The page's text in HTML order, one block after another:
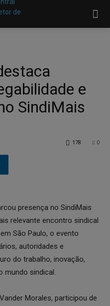
e
SindiMais
0
178
presença no SindiMais
relevante encontro sindical
São Paulo, o evento
autoridades e
do trabalho, inovação,
mundo sindical.
Morales, participou de